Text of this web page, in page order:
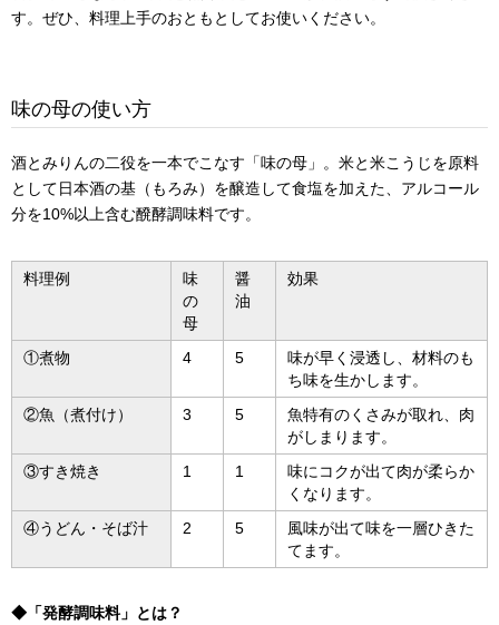
す。ぜひ、料理上手のおともとしてお使いください。
味の母の使い方
酒とみりんの二役を一本でこなす「味の母」。米と米こうじを原料
として日本酒の基（もろみ）を醸造して食塩を加えた、アルコール
分を10%以上含む醗酵調味料です。
料理例
味
の
母
醤
油
効果
①煮物 4 5
味が早く浸透し、材料のも
ち味を生かします。
②魚（煮付け）
3 5
魚特有のくさみが取れ、肉
がしまります。
③すき焼き
1 1
味にコクが出て肉が柔らか
くなります。
④うどん・そば汁
2 5
風味が出て味を一層ひきた
てます。
◆「発酵調味料」とは？